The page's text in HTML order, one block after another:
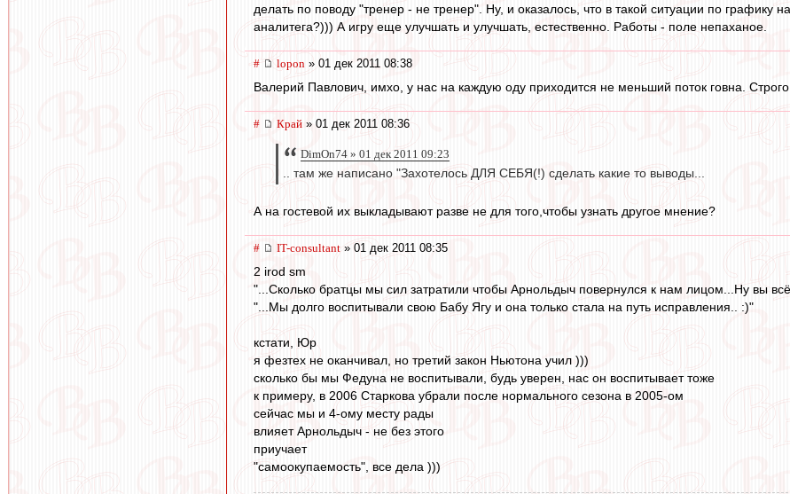
делать по поводу "тренер - не тренер". Ну, и оказалось, что в такой ситуации по графику
аналитега?))) А игру еще улучшать и улучшать, естественно. Работы - поле непаханое.
# lopon » 01 дек 2011 08:38
Валерий Павлович, имхо, у нас на каждую оду приходится не меньший поток говна.
# Край » 01 дек 2011 08:36
DimOn74 » 01 дек 2011 09:23
.. там же написано "Захотелось ДЛЯ СЕБЯ(!) сделать какие то выводы...
А на гостевой их выкладывают разве не для того,чтобы узнать другое мнение?
# IT-consultant » 01 дек 2011 08:35
2 irod sm
"...Сколько братцы мы сил затратили чтобы Арнольдыч повернулся к нам лицом...Ну вы
"...Мы долго воспитывали свою Бабу Ягу и она только стала на путь исправления.. :)"
кстати, Юр
я фезтех не оканчивал, но третий закон Ньютона учил )))
сколько бы мы Федуна не воспитывали, будь уверен, нас он воспитывает тоже
к примеру, в 2006 Старкова убрали после нормального сезона в 2005-ом
сейчас мы и 4-ому месту рады
влияет Арнольдыч - не без этого
приучает
"самоокупаемость", все дела )))